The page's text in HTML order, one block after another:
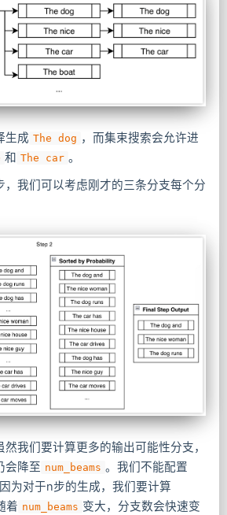
生成 The dog ，而集束搜索会允许进
和 The car 。
，我们可以考虑刚才的三条分支每个分
我们要计算更多的输出可能性分支，
会降至 num_beams 。我们不能配置
为对于n步的生成，我们要计算
着 num_beams 变大，分支数会快速变